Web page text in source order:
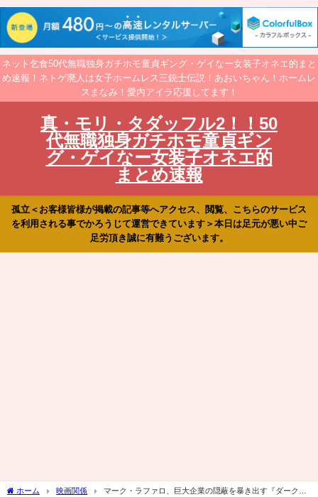
ネット乞食50代無職独身ガチホモ童貞ギング・ゲイなー女装子オネエ的まと
め速報！ネトゲ廃人は女子ホームレス三銃士伝説！あおいちゃん！ホームレ
スまなみ！愛内アイラ応援してます！
真・モリ・タダッフル2！！50
代無職独身ガチホモ童貞ギン
グ・ゲイなー女装子オネエ的
まとめ速報
孤立＜お客様皆様が掲載の記事等へアクセス、閲覧、こちらのサービス
を利用される事でかろうじて運営できています＞本日は足元が悪い中ご
足労頂き誠に有難うございます。
ホーム 映画関係
マーク・ラファロ、巨大企業の隠蔽を暴き出す『ダーク・